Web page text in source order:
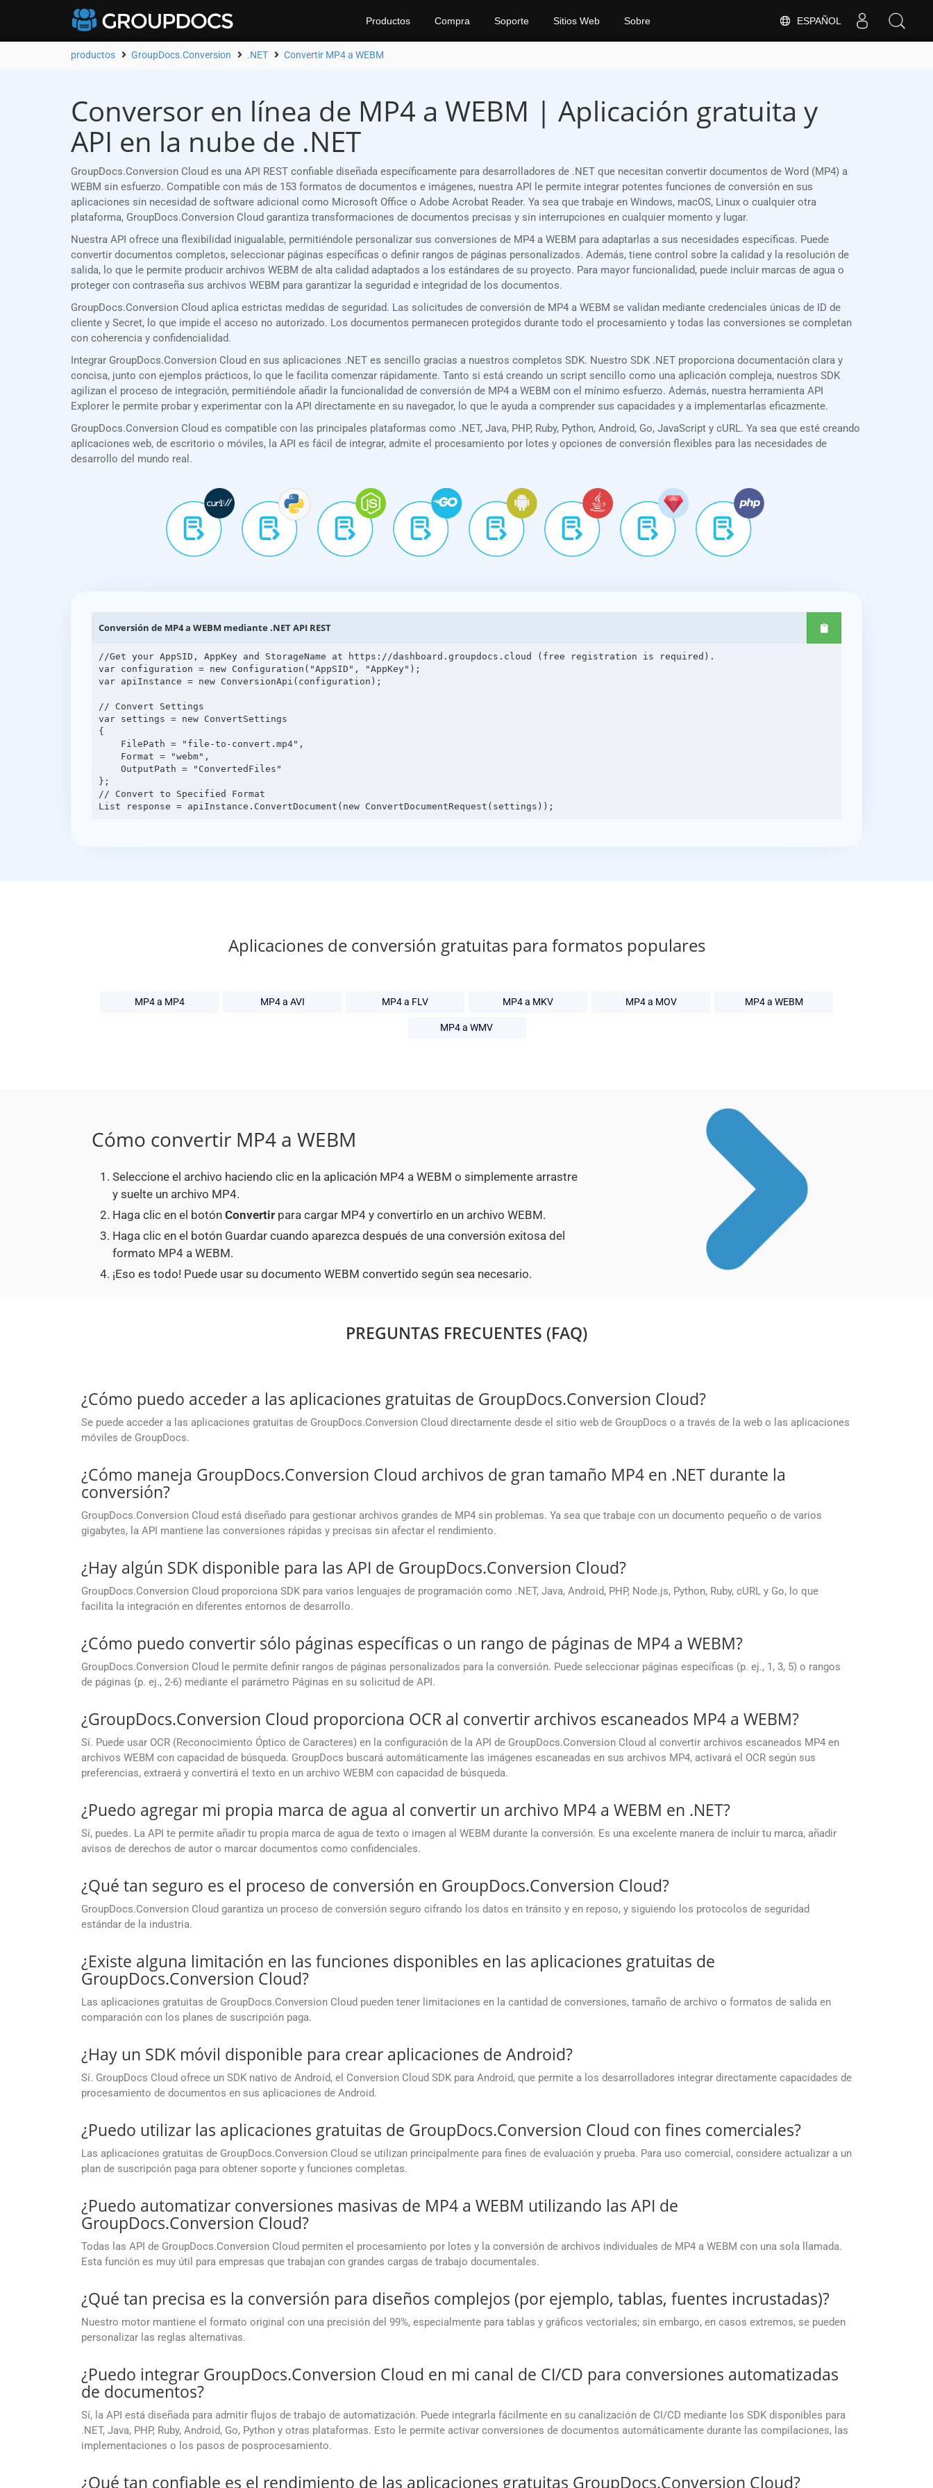
ESPAÑOL
Productos Compra Soporte Sitios Web Sobre
productos GroupDocs.Conversion .NET Convertir MP4 a WEBM
Conversor en línea de MP4 a WEBM | Aplicación gratuita y
API en la nube de .NET
GroupDocs.Conversion Cloud es una API REST confiable diseñada específicamente para desarrolladores de .NET que necesitan convertir documentos de Word (MP4) a
WEBM sin esfuerzo. Compatible con más de 153 formatos de documentos e imágenes, nuestra API le permite integrar potentes funciones de conversión en sus
aplicaciones sin necesidad de software adicional como Microsoft Office o Adobe Acrobat Reader. Ya sea que trabaje en Windows, macOS, Linux o cualquier otra
plataforma, GroupDocs.Conversion Cloud garantiza transformaciones de documentos precisas y sin interrupciones en cualquier momento y lugar.
Nuestra API ofrece una flexibilidad inigualable, permitiéndole personalizar sus conversiones de MP4 a WEBM para adaptarlas a sus necesidades específicas. Puede
convertir documentos completos, seleccionar páginas específicas o definir rangos de páginas personalizados. Además, tiene control sobre la calidad y la resolución de
salida, lo que le permite producir archivos WEBM de alta calidad adaptados a los estándares de su proyecto. Para mayor funcionalidad, puede incluir marcas de agua o
proteger con contraseña sus archivos WEBM para garantizar la seguridad e integridad de los documentos.
GroupDocs.Conversion Cloud aplica estrictas medidas de seguridad. Las solicitudes de conversión de MP4 a WEBM se validan mediante credenciales únicas de ID de
cliente y Secret, lo que impide el acceso no autorizado. Los documentos permanecen protegidos durante todo el procesamiento y todas las conversiones se completan
con coherencia y confidencialidad.
Integrar GroupDocs.Conversion Cloud en sus aplicaciones .NET es sencillo gracias a nuestros completos SDK. Nuestro SDK .NET proporciona documentación clara y
concisa, junto con ejemplos prácticos, lo que le facilita comenzar rápidamente. Tanto si está creando un script sencillo como una aplicación compleja, nuestros SDK
agilizan el proceso de integración, permitiéndole añadir la funcionalidad de conversión de MP4 a WEBM con el mínimo esfuerzo. Además, nuestra herramienta API
Explorer le permite probar y experimentar con la API directamente en su navegador, lo que le ayuda a comprender sus capacidades y a implementarlas eficazmente.
GroupDocs.Conversion Cloud es compatible con las principales plataformas como .NET, Java, PHP, Ruby, Python, Android, Go, JavaScript y cURL. Ya sea que esté creando
aplicaciones web, de escritorio o móviles, la API es fácil de integrar, admite el procesamiento por lotes y opciones de conversión flexibles para las necesidades de
desarrollo del mundo real.
Conversión de MP4 a WEBM mediante .NET API REST
//Get your AppSID, AppKey and StorageName at https://dashboard.groupdocs.cloud (free registration is required).
var configuration = new Configuration("AppSID", "AppKey");
var apiInstance = new ConversionApi(configuration);
// Convert Settings
var settings = new ConvertSettings
{
};
// Convert to Specified Format
Aplicaciones de conversión gratuitas para formatos populares
MP4 a MP4 MP4 a AVI MP4 a FLV MP4 a MKV MP4 a MOV MP4 a WEBM
MP4 a WMV
Cómo convertir MP4 a WEBM
Seleccione el archivo haciendo clic en la aplicación MP4 a WEBM o simplemente arrastre
y suelte un archivo MP4.
Haga clic en el botón Convertir para cargar MP4 y convertirlo en un archivo WEBM.
Haga clic en el botón Guardar cuando aparezca después de una conversión exitosa del
formato MP4 a WEBM.
¡Eso es todo! Puede usar su documento WEBM convertido según sea necesario.
PREGUNTAS FRECUENTES (FAQ)
¿Cómo puedo acceder a las aplicaciones gratuitas de GroupDocs.Conversion Cloud?
Se puede acceder a las aplicaciones gratuitas de GroupDocs.Conversion Cloud directamente desde el sitio web de GroupDocs o a través de la web o las aplicaciones
móviles de GroupDocs.
¿Cómo maneja GroupDocs.Conversion Cloud archivos de gran tamaño MP4 en .NET durante la
conversión?
GroupDocs.Conversion Cloud está diseñado para gestionar archivos grandes de MP4 sin problemas. Ya sea que trabaje con un documento pequeño o de varios
gigabytes, la API mantiene las conversiones rápidas y precisas sin afectar el rendimiento.
¿Hay algún SDK disponible para las API de GroupDocs.Conversion Cloud?
GroupDocs.Conversion Cloud proporciona SDK para varios lenguajes de programación como .NET, Java, Android, PHP, Node.js, Python, Ruby, cURL y Go, lo que
facilita la integración en diferentes entornos de desarrollo.
¿Cómo puedo convertir sólo páginas específicas o un rango de páginas de MP4 a WEBM?
GroupDocs.Conversion Cloud le permite definir rangos de páginas personalizados para la conversión. Puede seleccionar páginas específicas (p. ej., 1, 3, 5) o rangos
de páginas (p. ej., 2-6) mediante el parámetro Páginas en su solicitud de API.
¿GroupDocs.Conversion Cloud proporciona OCR al convertir archivos escaneados MP4 a WEBM?
Sí. Puede usar OCR (Reconocimiento Óptico de Caracteres) en la configuración de la API de GroupDocs.Conversion Cloud al convertir archivos escaneados MP4 en
archivos WEBM con capacidad de búsqueda. GroupDocs buscará automáticamente las imágenes escaneadas en sus archivos MP4, activará el OCR según sus
preferencias, extraerá y convertirá el texto en un archivo WEBM con capacidad de búsqueda.
¿Puedo agregar mi propia marca de agua al convertir un archivo MP4 a WEBM en .NET?
Sí, puedes. La API te permite añadir tu propia marca de agua de texto o imagen al WEBM durante la conversión. Es una excelente manera de incluir tu marca, añadir
avisos de derechos de autor o marcar documentos como confidenciales.
¿Qué tan seguro es el proceso de conversión en GroupDocs.Conversion Cloud?
GroupDocs.Conversion Cloud garantiza un proceso de conversión seguro cifrando los datos en tránsito y en reposo, y siguiendo los protocolos de seguridad
estándar de la industria.
¿Existe alguna limitación en las funciones disponibles en las aplicaciones gratuitas de
GroupDocs.Conversion Cloud?
Las aplicaciones gratuitas de GroupDocs.Conversion Cloud pueden tener limitaciones en la cantidad de conversiones, tamaño de archivo o formatos de salida en
comparación con los planes de suscripción paga.
¿Hay un SDK móvil disponible para crear aplicaciones de Android?
Sí. GroupDocs Cloud ofrece un SDK nativo de Android, el Conversion Cloud SDK para Android, que permite a los desarrolladores integrar directamente capacidades de
procesamiento de documentos en sus aplicaciones de Android.
¿Puedo utilizar las aplicaciones gratuitas de GroupDocs.Conversion Cloud con fines comerciales?
Las aplicaciones gratuitas de GroupDocs.Conversion Cloud se utilizan principalmente para fines de evaluación y prueba. Para uso comercial, considere actualizar a un
plan de suscripción paga para obtener soporte y funciones completas.
¿Puedo automatizar conversiones masivas de MP4 a WEBM utilizando las API de
GroupDocs.Conversion Cloud?
Todas las API de GroupDocs.Conversion Cloud permiten el procesamiento por lotes y la conversión de archivos individuales de MP4 a WEBM con una sola llamada.
Esta función es muy útil para empresas que trabajan con grandes cargas de trabajo documentales.
¿Qué tan precisa es la conversión para diseños complejos (por ejemplo, tablas, fuentes incrustadas)?
Nuestro motor mantiene el formato original con una precisión del 99%, especialmente para tablas y gráficos vectoriales; sin embargo, en casos extremos, se pueden
personalizar las reglas alternativas.
¿Puedo integrar GroupDocs.Conversion Cloud en mi canal de CI/CD para conversiones automatizadas
de documentos?
Sí, la API está diseñada para admitir flujos de trabajo de automatización. Puede integrarla fácilmente en su canalización de CI/CD mediante los SDK disponibles para
.NET, Java, PHP, Ruby, Android, Go, Python y otras plataformas. Esto le permite activar conversiones de documentos automáticamente durante las compilaciones, las
implementaciones o los pasos de posprocesamiento.
¿Qué tan confiable es el rendimiento de las aplicaciones gratuitas GroupDocs.Conversion Cloud?